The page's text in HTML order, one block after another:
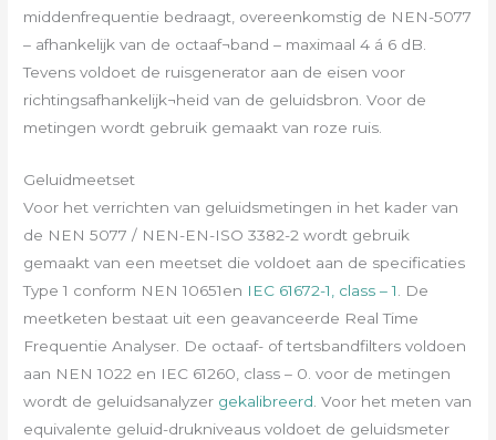
middenfrequentie bedraagt, overeenkomstig de NEN-5077
– afhankelijk van de octaaf¬band – maximaal 4 á 6 dB.
Tevens voldoet de ruisgenerator aan de eisen voor
richtingsafhankelijk¬heid van de geluidsbron. Voor de
metingen wordt gebruik gemaakt van roze ruis.
Geluidmeetset
Voor het verrichten van geluidsmetingen in het kader van
de NEN 5077 / NEN-EN-ISO 3382-2 wordt gebruik
gemaakt van een meetset die voldoet aan de specificaties
Type 1 conform NEN 10651en IEC 61672-1, class – 1. De
meetketen bestaat uit een geavanceerde Real Time
Frequentie Analyser. De octaaf- of tertsbandfilters voldoen
aan NEN 1022 en IEC 61260, class – 0. voor de metingen
wordt de geluidsanalyzer gekalibreerd. Voor het meten van
equivalente geluid-drukniveaus voldoet de geluidsmeter